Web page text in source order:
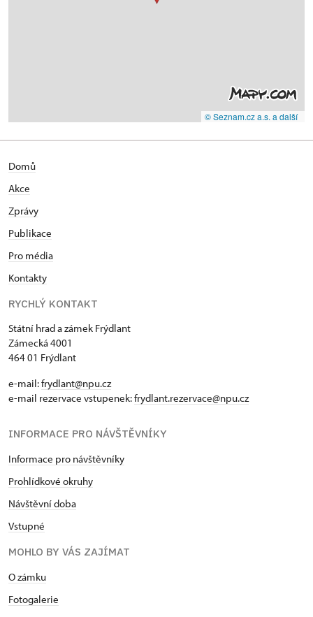
© Seznam.cz a.s. a další
Domů
Akce
Zprávy
Publikace
Pro média
Kontakty
RYCHLÝ KONTAKT
Státní hrad a zámek Frýdlant
Zámecká 4001
464 01 Frýdlant
e-mail:frydlant@npu.cz
e-mail rezervace vstupenek:frydlant.rezervace@npu.cz
INFORMACE PRO NÁVŠTĚVNÍKY
Informace pro návštěvníky
Prohlídkové okruhy
Návštěvní doba
Vstupné
MOHLO BY VÁS ZAJÍMAT
O zámku
Fotogalerie